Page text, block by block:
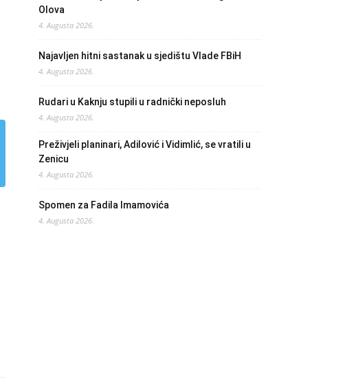
Olova
4. Augusta 2026.
Najavljen hitni sastanak u sjedištu Vlade FBiH
4. Augusta 2026.
Rudari u Kaknju stupili u radnički neposluh
4. Augusta 2026.
Preživjeli planinari, Adilović i Vidimlić, se vratili u
Zenicu
4. Augusta 2026.
Spomen za Fadila Imamovića
4. Augusta 2026.